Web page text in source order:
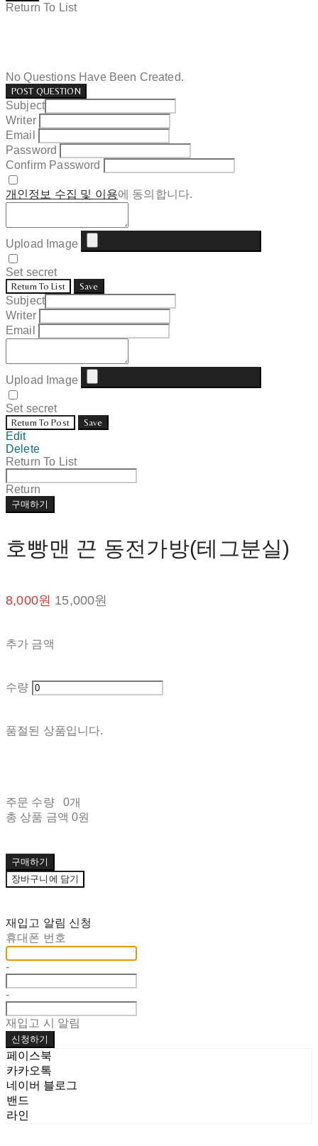
Return To List
No Questions Have Been Created.
POST QUESTION
Subject
Writer
Email
Password
Confirm Password
개인정보 수집 및 이용에 동의합니다.
Upload Image
Set secret
Return To List Save
Subject
Writer
Email
Upload Image
Set secret
Return To Post Save
Edit
Delete
Return To List
Return
구매하기
호빵맨 끈 동전가방(테그분실)
8,000원 15,000원
추가 금액
수량
품절된 상품입니다.
주문 수량
0개
총 상품 금액 0원
구매하기
장바구니에 담기
재입고 알림 신청
휴대폰 번호
-
-
재입고 시 알림
신청하기
페이스북
카카오톡
네이버 블로그
밴드
라인